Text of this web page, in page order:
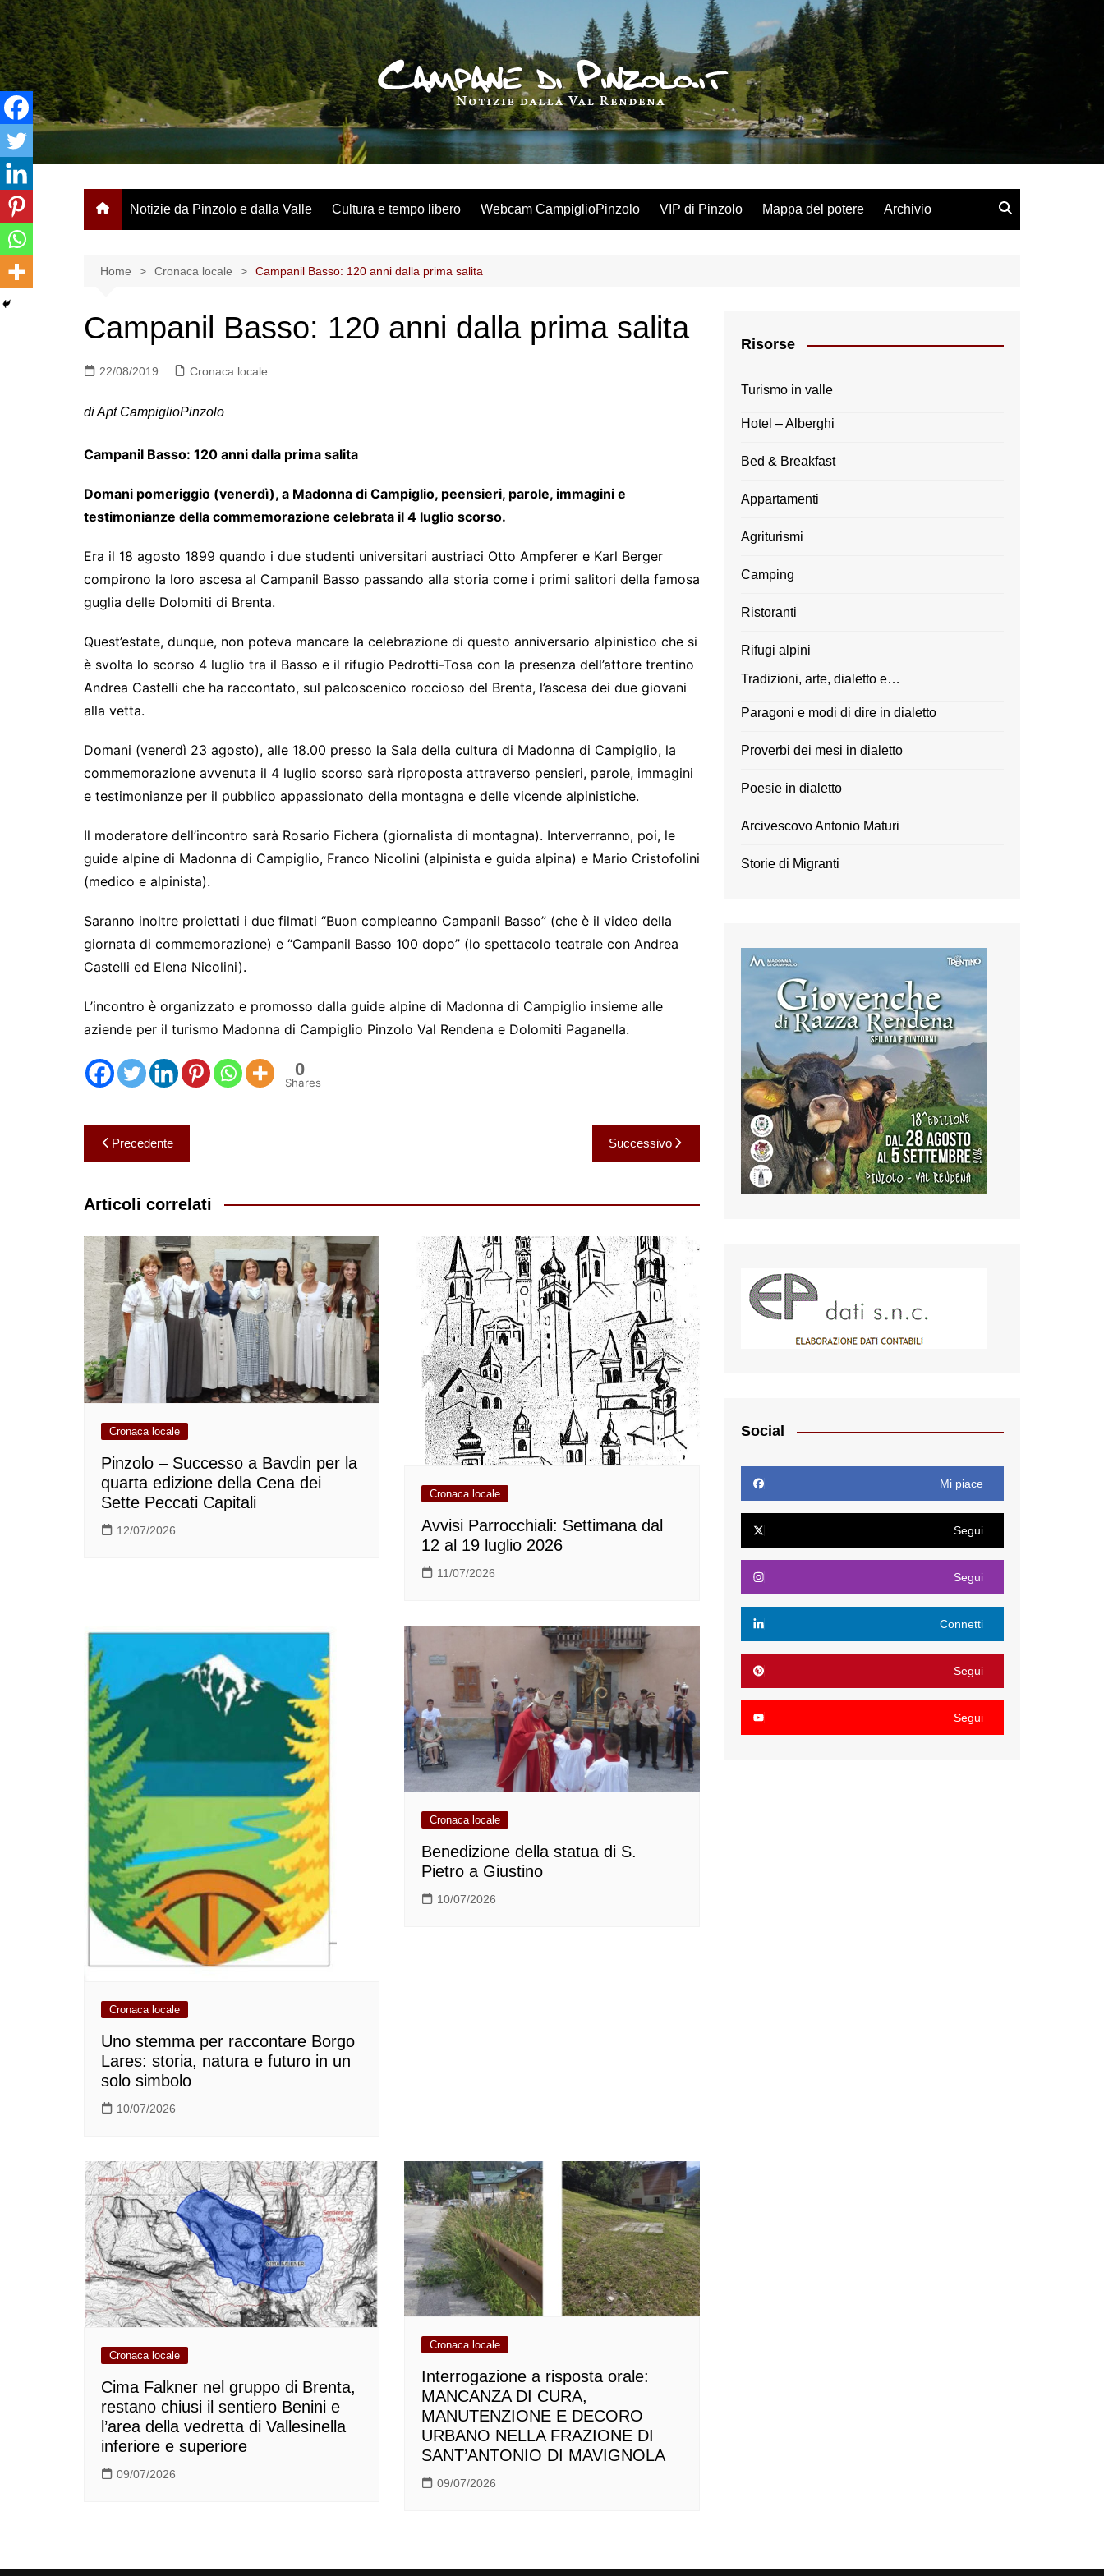
Salta
al
contenuto
Notizie da Pinzolo e dalla Valle Cultura e tempo libero Webcam CampiglioPinzolo VIP di Pinzolo Mappa del potere Archivio
Home Cronaca locale Campanil Basso: 120 anni dalla prima salita
Campanil Basso: 120 anni dalla prima salita
22/08/2019 Cronaca locale
di Apt CampiglioPinzolo
Campanil Basso: 120 anni dalla prima salita
Domani pomeriggio (venerdì), a Madonna di Campiglio, peensieri, parole, immagini e
testimonianze della commemorazione celebrata il 4 luglio scorso.
Era il 18 agosto 1899 quando i due studenti universitari austriaci Otto Ampferer e Karl Berger
compirono la loro ascesa al Campanil Basso passando alla storia come i primi salitori della famosa
guglia delle Dolomiti di Brenta.
Quest’estate, dunque, non poteva mancare la celebrazione di questo anniversario alpinistico che si
è svolta lo scorso 4 luglio tra il Basso e il rifugio Pedrotti-Tosa con la presenza dell’attore trentino
Andrea Castelli che ha raccontato, sul palcoscenico roccioso del Brenta, l’ascesa dei due giovani
alla vetta.
Domani (venerdì 23 agosto), alle 18.00 presso la Sala della cultura di Madonna di Campiglio, la
commemorazione avvenuta il 4 luglio scorso sarà riproposta attraverso pensieri, parole, immagini
e testimonianze per il pubblico appassionato della montagna e delle vicende alpinistiche.
Il moderatore dell’incontro sarà Rosario Fichera (giornalista di montagna). Interverranno, poi, le
guide alpine di Madonna di Campiglio, Franco Nicolini (alpinista e guida alpina) e Mario Cristofolini
(medico e alpinista).
Saranno inoltre proiettati i due filmati “Buon compleanno Campanil Basso” (che è il video della
giornata di commemorazione) e “Campanil Basso 100 dopo” (lo spettacolo teatrale con Andrea
Castelli ed Elena Nicolini).
L’incontro è organizzato e promosso dalla guide alpine di Madonna di Campiglio insieme alle
aziende per il turismo Madonna di Campiglio Pinzolo Val Rendena e Dolomiti Paganella.
0
Shares
Navigazione
articoli
Precedente Successivo
Articoli correlati
Cronaca locale
Pinzolo – Successo a Bavdin per la
quarta edizione della Cena dei
Sette Peccati Capitali
12/07/2026
Cronaca locale
Avvisi Parrocchiali: Settimana dal
12 al 19 luglio 2026
11/07/2026
Cronaca locale
Uno stemma per raccontare Borgo
Lares: storia, natura e futuro in un
solo simbolo
10/07/2026
Cronaca locale
Benedizione della statua di S.
Pietro a Giustino
10/07/2026
Cronaca locale
Cima Falkner nel gruppo di Brenta,
restano chiusi il sentiero Benini e
l’area della vedretta di Vallesinella
inferiore e superiore
09/07/2026
Cronaca locale
Interrogazione a risposta orale:
MANCANZA DI CURA,
MANUTENZIONE E DECORO
URBANO NELLA FRAZIONE DI
SANT’ANTONIO DI MAVIGNOLA
09/07/2026
Risorse
Turismo in valle
Hotel – Alberghi
Bed & Breakfast
Appartamenti
Agriturismi
Camping
Ristoranti
Rifugi alpini
Tradizioni, arte, dialetto e…
Paragoni e modi di dire in dialetto
Proverbi dei mesi in dialetto
Poesie in dialetto
Arcivescovo Antonio Maturi
Storie di Migranti
Social
Mi piace
Segui
Segui
Connetti
Segui
Segui